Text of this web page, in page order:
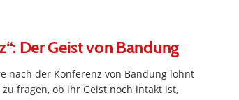
Der Geist von Bandung
nach der Konferenz von Bandung lohnt
zu fragen, ob ihr Geist noch intakt ist,